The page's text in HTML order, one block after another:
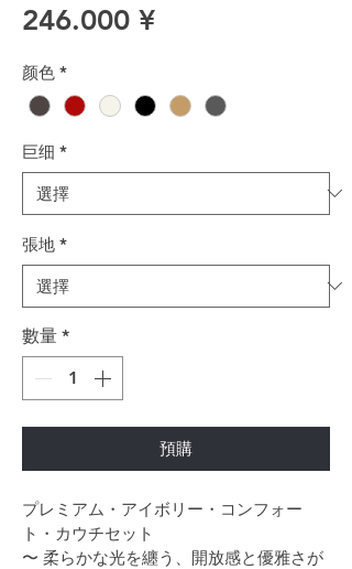
246.000 ¥價格
颜色 *
巨细 *
張地 *
數量 *
預購
プレミアム・アイボリー・コンフォー
ト・カウチセット
〜 柔らかな光を纏う、開放感と優雅さが